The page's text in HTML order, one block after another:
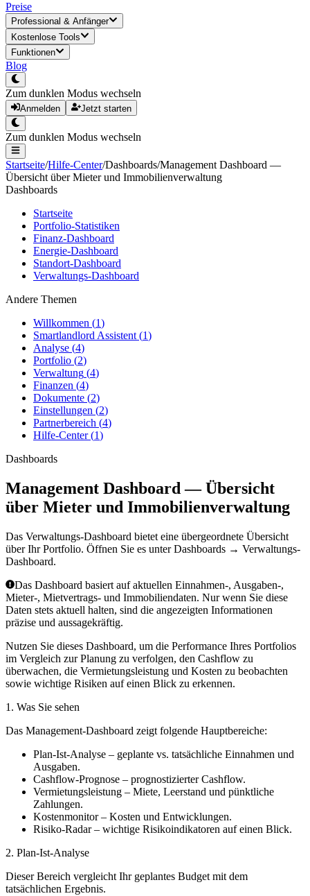
Preise
Professional & Anfänger
Kostenlose Tools
Funktionen
Blog
Zum dunklen Modus wechseln
Anmelden Jetzt starten
Zum dunklen Modus wechseln
Startseite/Hilfe-Center/Dashboards/Management Dashboard —
Übersicht über Mieter und Immobilienverwaltung
Dashboards
Startseite
Portfolio-Statistiken
Finanz-Dashboard
Energie-Dashboard
Standort-Dashboard
Verwaltungs-Dashboard
Andere Themen
Willkommen (1)
Smartlandlord Assistent (1)
Analyse (4)
Portfolio (2)
Verwaltung (4)
Finanzen (4)
Dokumente (2)
Einstellungen (2)
Partnerbereich (4)
Hilfe-Center(1)
Dashboards
Management Dashboard — Übersicht
über Mieter und Immobilienverwaltung
Das Verwaltungs-Dashboard bietet eine übergeordnete Übersicht
über Ihr Portfolio. Öffnen Sie es unterDashboards → Verwaltungs-
Dashboard.
Das Dashboard basiert auf aktuellen Einnahmen-, Ausgaben-,
Mieter-, Mietvertrags- und Immobiliendaten. Nur wenn Sie diese
Daten stets aktuell halten, sind die angezeigten Informationen
präzise und aussagekräftig.
Nutzen Sie dieses Dashboard, um die Performance Ihres Portfolios
im Vergleich zur Planung zu verfolgen, den Cashflow zu
überwachen, die Vermietungsleistung und Kosten zu beobachten
sowie wichtige Risiken auf einen Blick zu erkennen.
1. Was Sie sehen
Das Management-Dashboard zeigt folgende Hauptbereiche:
Plan-Ist-Analyse – geplante vs. tatsächliche Einnahmen und
Ausgaben.
Cashflow-Prognose – prognostizierter Cashflow.
Vermietungsleistung – Miete, Leerstand und pünktliche
Zahlungen.
Kostenmonitor– Kosten und Entwicklungen.
Risiko-Radar– wichtige Risikoindikatoren auf einen Blick.
2. Plan-Ist-Analyse
Dieser Bereich vergleicht Ihr geplantes Budget mit dem
tatsächlichen Ergebnis.